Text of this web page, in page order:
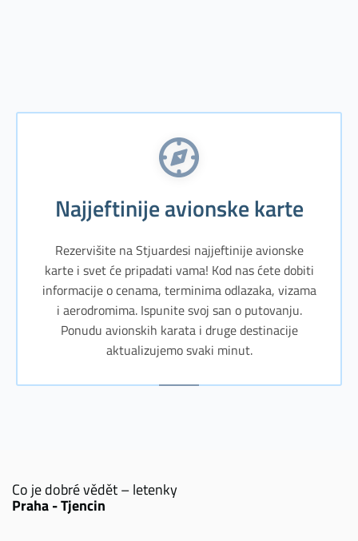
Najjeftinije avionske karte
Rezervišite na Stjuardesi najjeftinije avionske
karte i svet će pripadati vama! Kod nas ćete dobiti
informacije o cenama, terminima odlazaka, vizama
i aerodromima. Ispunite svoj san o putovanju.
Ponudu avionskih karata i druge destinacije
aktualizujemo svaki minut.
Co je dobré vědět – letenky
Praha - Tjencin